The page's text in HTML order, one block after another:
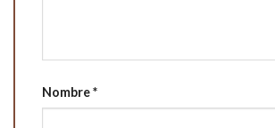
Nombre*